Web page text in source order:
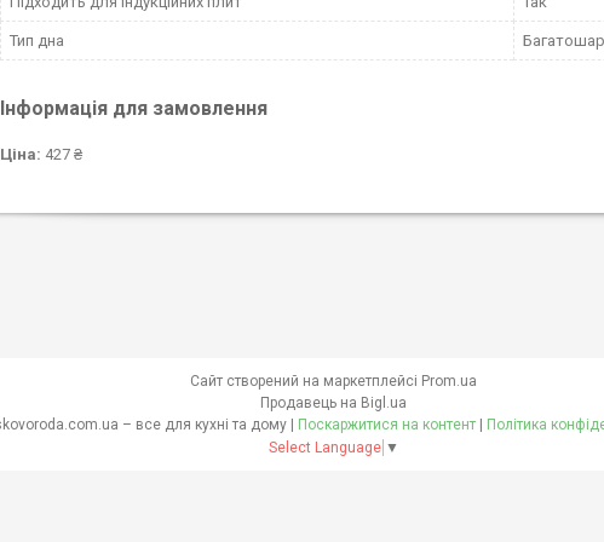
Тип дна
Інформація для замовлення
Ціна: 427 ₴
Сайт створений на маркетплейсі Prom.ua
Продавець на Bigl.ua
Поскаржитися на контент
Політика
Select Language ▼